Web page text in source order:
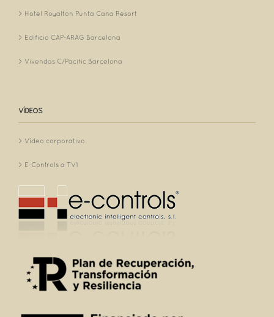
Hotel Royalton Punta Cana Resort
Edificio CAP-ARAG Barcelona
Vivendas C/Pacific Barcelona
VÍDEOS
Vídeo corporativo
E-Controls a TV1